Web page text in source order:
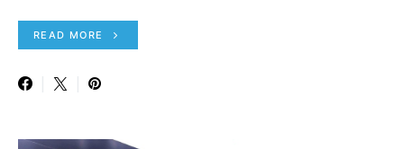
READ MORE